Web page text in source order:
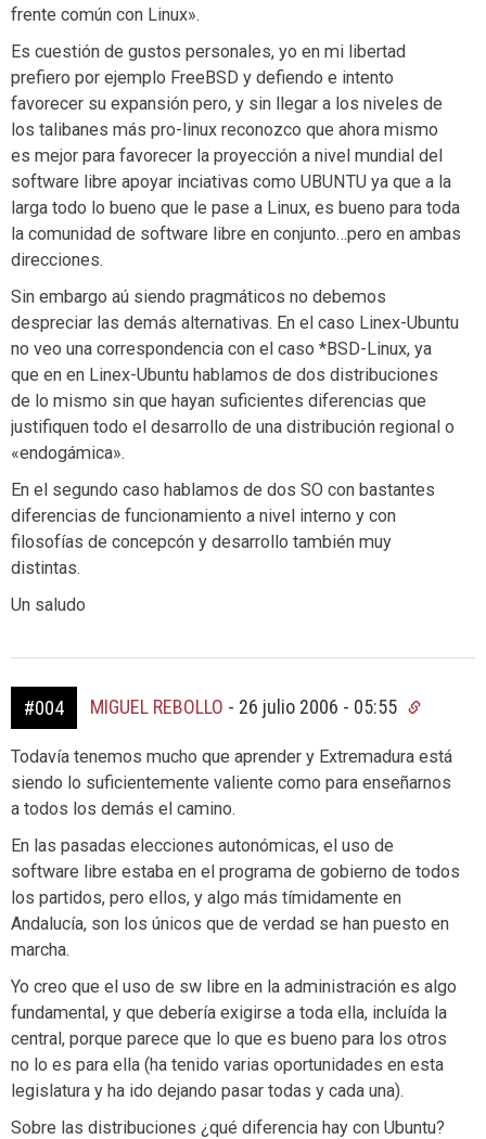
frente común con Linux».
Es cuestión de gustos personales, yo en mi libertad
prefiero por ejemplo FreeBSD y defiendo e intento
favorecer su expansión pero, y sin llegar a los niveles de
los talibanes más pro-linux reconozco que ahora mismo
es mejor para favorecer la proyección a nivel mundial del
software libre apoyar inciativas como UBUNTU ya que a la
larga todo lo bueno que le pase a Linux, es bueno para toda
la comunidad de software libre en conjunto…pero en ambas
direcciones.
Sin embargo aú siendo pragmáticos no debemos
despreciar las demás alternativas. En el caso Linex-Ubuntu
no veo una correspondencia con el caso *BSD-Linux, ya
que en en Linex-Ubuntu hablamos de dos distribuciones
de lo mismo sin que hayan suficientes diferencias que
justifiquen todo el desarrollo de una distribución regional o
«endogámica».
En el segundo caso hablamos de dos SO con bastantes
diferencias de funcionamiento a nivel interno y con
filosofías de concepcón y desarrollo también muy
distintas.
Un saludo
#004 MIGUEL REBOLLO - 26 julio 2006 - 05:55
Todavía tenemos mucho que aprender y Extremadura está
siendo lo suficientemente valiente como para enseñarnos
a todos los demás el camino.
En las pasadas elecciones autonómicas, el uso de
software libre estaba en el programa de gobierno de todos
los partidos, pero ellos, y algo más tímidamente en
Andalucía, son los únicos que de verdad se han puesto en
marcha.
Yo creo que el uso de sw libre en la administración es algo
fundamental, y que debería exigirse a toda ella, incluída la
central, porque parece que lo que es bueno para los otros
no lo es para ella (ha tenido varias oportunidades en esta
legislatura y ha ido dejando pasar todas y cada una).
Sobre las distribuciones ¿qué diferencia hay con Ubuntu?